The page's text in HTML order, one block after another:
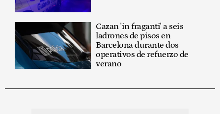
Cazan 'in fraganti' a seis
ladrones de pisos en
Barcelona durante dos
operativos de refuerzo de
verano